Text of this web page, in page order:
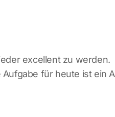
excellent zu werden.
für heute ist ein